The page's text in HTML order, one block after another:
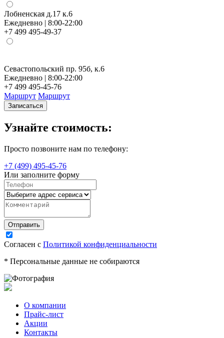
Лобненская д.17 к.6
Ежедневно | 8:00-22:00
+7 499 495-49-37
Севастопольский пр. 95б, к.6
Ежедневно | 8:00-22:00
+7 499 495-45-76
Маршрут Маршрут
Записаться
Узнайте стоимость:
Просто позвоните нам по телефону:
+7 (499) 495-45-76
Или заполните форму
Согласен с Политикой конфиденциальности
* Персональные данные не собираются
О компании
Прайс-лист
Акции
Контакты